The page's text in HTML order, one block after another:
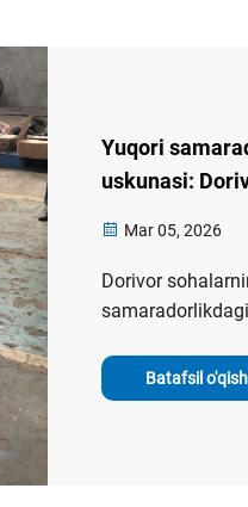
Yuqori
uskunasi:
Mar 05, 2026
Dorivor
ortiq mahsulotni
ishlab chiqarish
Batafsil o'qish